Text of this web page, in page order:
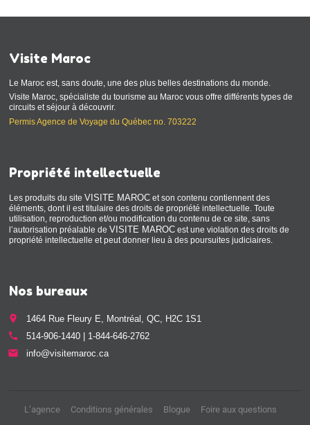
Visite Maroc
Le Maroc est, sans doute, une des plus belles destinations du monde.
Visite Maroc, spécialiste du tourisme au Maroc vous offre différents types de
circuits et séjour à découvrir.
Permis Agence de Voyage du Québec no. 703222
Propriété intellectuelle
Les produits du siteVISITE MAROC et son contenu contiennent des
éléments, dont il est titulaire des droits de propriété intellectuelle. Toute
utilisation, reproduction et/ou modification du contenu de ce site, sans
l’autorisation préalable deVISITE MAROC est une violation des droits de
propriété intellectuelle et peut donner lieu à des poursuites judiciaires.
Nos bureaux
place 1464 Rue Fleury E, Montréal, QC, H2C 1S1
call 514-906-1440 | 1-844-646-2762
email info@visitemaroc.ca
L’agence Conditions générales Blogue
Foire aux questions